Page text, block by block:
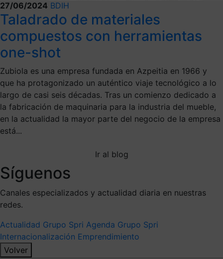
27/06/2024 BDIH
Taladrado de materiales
compuestos con herramientas
one-shot
Zubiola es una empresa fundada en Azpeitia en 1966 y
que ha protagonizado un auténtico viaje tecnológico a lo
largo de casi seis décadas. Tras un comienzo dedicado a
la fabricación de maquinaria para la industria del mueble,
en la actualidad la mayor parte del negocio de la empresa
está...
Ir al blog
Síguenos
Canales especializados y actualidad diaria en nuestras
redes.
Actualidad Grupo Spri Agenda Grupo Spri
Internacionalización Emprendimiento
Volver